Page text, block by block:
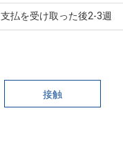
支払を受け取った後2-3週
接触